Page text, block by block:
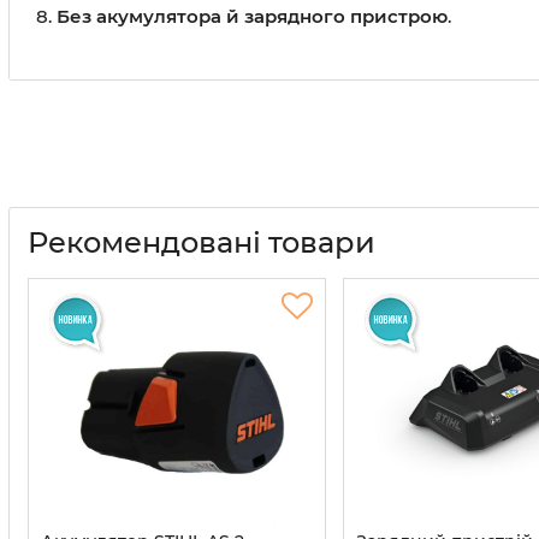
Без акумулятора й зарядного пристрою.
Рекомендовані товари